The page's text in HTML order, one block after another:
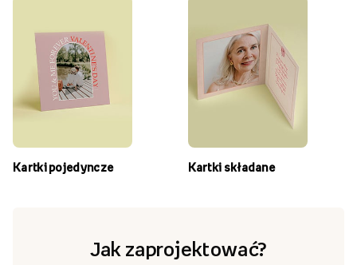
Kartki pojedyncze Kartki składane
Jak zaprojektować?